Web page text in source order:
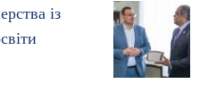
із